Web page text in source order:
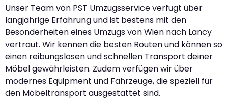
Unser Team von PST Umzugsservice verfügt über
langjährige Erfahrung und ist bestens mit den
Besonderheiten eines Umzugs von Wien nach Lancy
vertraut. Wir kennen die besten Routen und können so
einen reibungslosen und schnellen Transport deiner
Möbel gewährleisten. Zudem verfügen wir über
modernes Equipment und Fahrzeuge, die speziell für
den Möbeltransport ausgestattet sind.